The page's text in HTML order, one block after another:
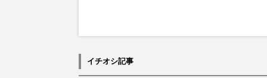
イチオシ記事